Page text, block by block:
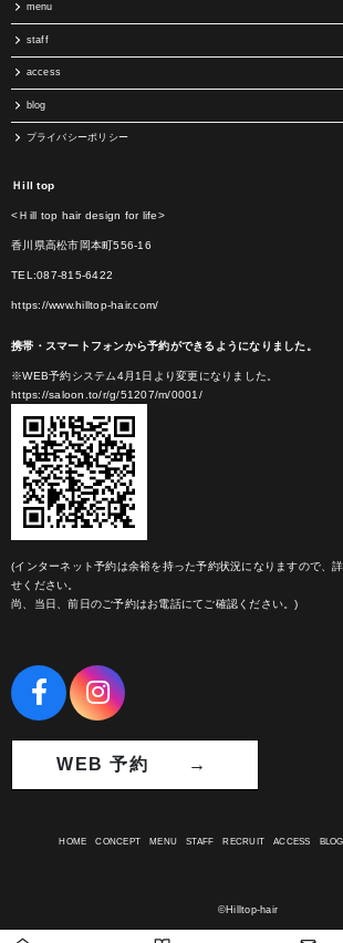
menu
staff
access
blog
プライバシーポリシー
Ｈill top
<Ｈill top hair design for life>
香川県高松市岡本町556-16
TEL:087-815-6422
https://www.hilltop-hair.com/
携帯・スマートフォンから予約ができるようになりました。
※WEB予約システム4月1日より変更になりました。
https://saloon.to/r/g/51207/m/0001/
(インターネット予約は余裕を持った予約状況になりますので、
せください。
尚、当日、前日のご予約はお電話にてご確認ください。)
WEB 予約 →
HOME CONCEPT MENU STAFF RECRUIT ACCESS BLOG
©Hilltop-hair